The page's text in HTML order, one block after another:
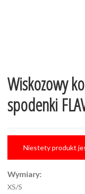
Wiskozowy
spodenki
Niestety produkt
Wymiary:
XS/S